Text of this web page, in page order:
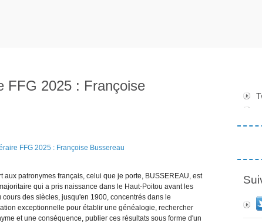
FFG 2025 : Françoise
aux patronymes français, celui que je porte, BUSSEREAU, est
qui a pris naissance dans le Haut-Poitou avant les
des siècles, jusqu'en 1900, concentrés dans le
exceptionnelle pour établir une généalogie, rechercher
et une conséquence, publier ces résultats sous forme d'un